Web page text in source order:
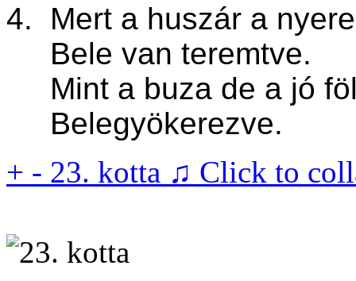
4. Mert a huszár a
Bele van teremtve.
Mint a buza de a jó
Belegyökerezve.
+ - 23. kotta ♫ Click to